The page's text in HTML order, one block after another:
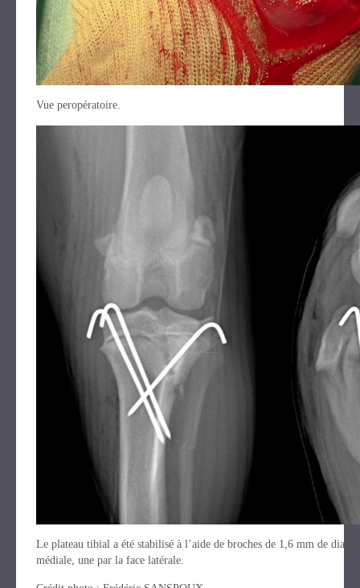
Vue peropératoire.
Le plateau tibial a été stabilisé à l’aide de broches de 1,6 mm de
médiale, une par la face latérale.